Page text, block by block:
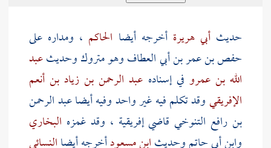
حديثأبي هريرةأخرجه أيضا الحاكم ، ومداره على
حفص بن عمر بن أبي العطافوهو متروك وحديثعبد
الله بن عمرو في إسناده عبد الرحمن بن زياد بن أنعم
الإفريقيوقد تكلم فيه غير واحد وفيه أيضاعبد الرحمن
بن رافع التنوخي قاضيإفريقية ، وقد غمزه البخاري
وابن أبي حاتموحديثابن مسعودأخرجه أيضاالنسائي